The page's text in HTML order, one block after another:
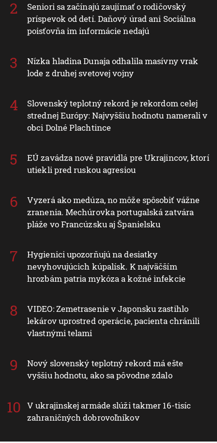
Seniori sa začínajú zaujímať o rodičovský
príspevok od detí. Daňový úrad ani Sociálna
poisťovňa im informácie nedajú
Nízka hladina Dunaja odhalila masívny vrak
lode z druhej svetovej vojny
Slovenský teplotný rekord je rekordom celej
strednej Európy: Najvyššiu hodnotu namerali v
obci Dolné Plachtince
EÚ zavádza nové pravidlá pre Ukrajincov, ktorí
utiekli pred ruskou agresiou
Vyzerá ako medúza, no môže spôsobiť vážne
zranenia. Mechúrovka portugalská zatvára
pláže vo Francúzsku aj Španielsku
Hygienici upozorňujú na desiatky
nevyhovujúcich kúpalísk. K najväčším
hrozbám patria mykóza a kožné infekcie
VIDEO: Zemetrasenie v Japonsku zastihlo
lekárov uprostred operácie, pacienta chránili
vlastnými telami
Nový slovenský teplotný rekord má ešte
vyššiu hodnotu, ako sa pôvodne zdalo
V ukrajinskej armáde slúži takmer 16-tisíc
zahraničných dobrovoľníkov